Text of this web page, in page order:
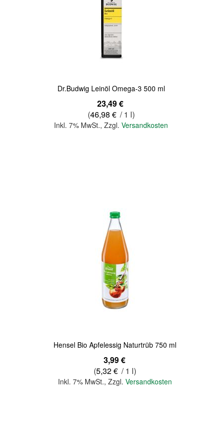
Dr.Budwig Leinöl Omega-3 500 ml
23,49 €
(46,98 € / 1 l)
Inkl. 7% MwSt., Zzgl. Versandkosten
Hensel Bio Apfelessig Naturtrüb 750 ml
3,99 €
(5,32 € / 1 l)
Inkl. 7% MwSt.,Zzgl.Versandkosten